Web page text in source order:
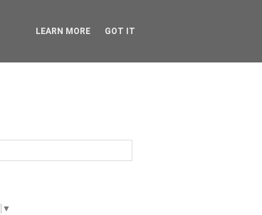
▼
LEARN MORE GOT IT